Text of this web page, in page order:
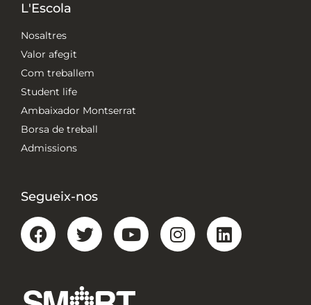
L'Escola
Nosaltres
Valor afegit
Com treballem
Student life
Ambaixador Montserrat
Borsa de treball
Admissions
Segueix-nos